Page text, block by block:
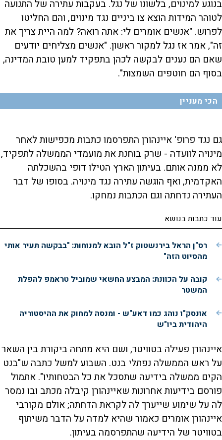
בנוגע למינוים, בלשונו של נגל. בעקבות עתירה של התנועה
לטוהר המידות הוצא צו ביניים נגד מינוים, והם החליטו
לפרוש. "אנשים אומרים לי: אתה רואה? למה היית צריך את
זה", אמר אז נגל למקור ראשון. "אנשים מצליחים יודעים
שאם הם נענים לבקשה לכהן בתפקיד למען טובת המדינה,
בסוף הם חוטפים השמצות".
הכי מעניין
גם נגד פרופ' איינהורן התפרסמו כתבות מכפישות לאחר
מינויה לוועדה - שרק בוחנת את מועמדי הממשלה לתפקיד,
לא ממנה אותם. בעיתון הארץ הטילו דופי בהשכלתה
האקדמית, ואף הוגשה עתירה נגד מינויה. בסופו של דבר
העתירה נדחתה וגם הכתבות נמחקו.
עוד כתבות בנושא
רס"ן הראל בירנשטוק ז"ל הובא למנוחות: "בבקשה תעיר אותי
מהסיוט הזה"
קובה על הכוונת: המבצע החשאי שמוביל טראמפ להפלת
המשטר
אונסק"ו נוהג כמו דאע"ש - ומנסה למחוק את ההיסטוריה
היהודית ביו"ש
איינהורן פעילה בטוויטר, ושם היא מתחה ביקורת בין השאר
על ראש הממשלה נפתלי בנט. השבוע למשל כתבה ש"בנט
הקים ממשלה בידיעה שתסכל את כל הבטחותיו". אתמול
פורסם בידיעות אחרונות שאיינהורן קיבלה מכתב ובו נמסר
לה על שימוע שייערך לה לקראת הדחתה; אולם מקורבי
איינהורן אומרים כאמור שהיא למדה על הדבר משיתוף
בטוויטר של הידיעה שהתפרסמה בעיתון.